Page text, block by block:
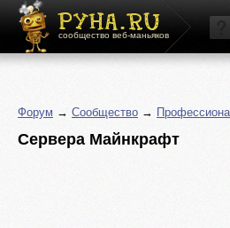
сообщество веб-маньяков
Форум → Сообщество →
Сервера Майнкрафт